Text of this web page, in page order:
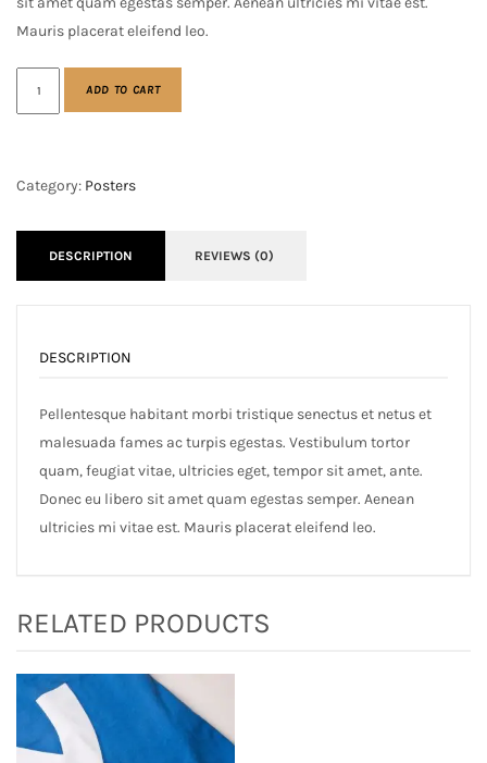
Mauris placerat eleifend leo.
ADD TO CART
Category: Posters
DESCRIPTION REVIEWS (0)
DESCRIPTION
Pellentesque habitant morbi tristique senectus et netus et
malesuada fames ac turpis egestas. Vestibulum tortor
quam, feugiat vitae, ultricies eget, tempor sit amet, ante.
Donec eu libero sit amet quam egestas semper. Aenean
ultricies mi vitae est. Mauris placerat eleifend leo.
RELATED PRODUCTS